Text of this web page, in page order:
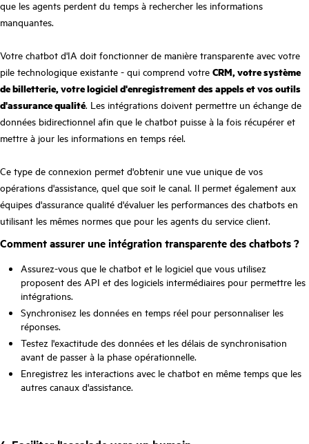
que les agents perdent du temps à rechercher les informations
manquantes.
Votre chatbot d'IA doit fonctionner de manière transparente avec votre
pile technologique existante - qui comprend votre CRM, votre système
de billetterie, votre logiciel d'enregistrement des appels et vos outils
d'assurance qualité. Les intégrations doivent permettre un échange de
données bidirectionnel afin que le chatbot puisse à la fois récupérer et
mettre à jour les informations en temps réel.
Ce type de connexion permet d'obtenir une vue unique de vos
opérations d'assistance, quel que soit le canal. Il permet également aux
équipes d'assurance qualité d'évaluer les performances des chatbots en
utilisant les mêmes normes que pour les agents du service client.
Comment assurer une intégration transparente des chatbots ?
Assurez-vous que le chatbot et le logiciel que vous utilisez
proposent des API et des logiciels intermédiaires pour permettre les
intégrations.
Synchronisez les données en temps réel pour personnaliser les
réponses.
Testez l'exactitude des données et les délais de synchronisation
avant de passer à la phase opérationnelle.
Enregistrez les interactions avec le chatbot en même temps que les
autres canaux d'assistance.